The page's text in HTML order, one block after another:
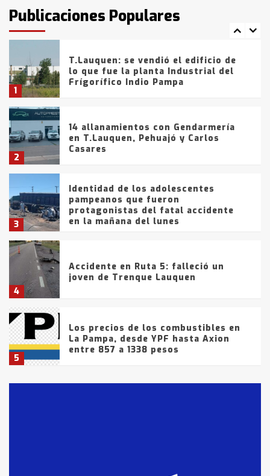
Publicaciones Populares
fueron detenidos por
comercialización de drogas en la
tarde del sábado
1
T.Lauquen: se vendió el edificio de
lo que fue la planta Industrial del
Frígorífico Indio Pampa
2
14 allanamientos con Gendarmería
en T.Lauquen, Pehuajó y Carlos
Casares
3
Identidad de los adolescentes
pampeanos que fueron
protagonistas del fatal accidente
en la mañana del lunes
4
Accidente en Ruta 5: falleció un
joven de Trenque Lauquen
5
Los precios de los combustibles en
La Pampa, desde YPF hasta Axion
entre 857 a 1338 pesos